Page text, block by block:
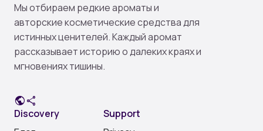
Мы отбираем редкие ароматы и
авторские косметические средства для
истинных ценителей. Каждый аромат
рассказывает историю о далеких краях и
мгновениях тишины.
publicshare
Discovery
Support